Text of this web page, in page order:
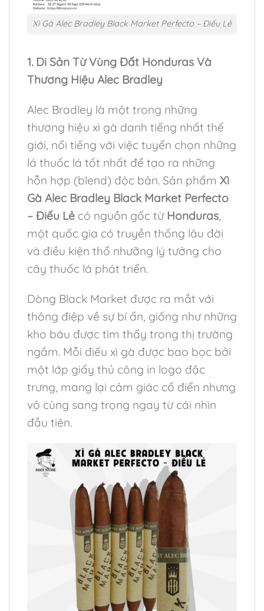
Xì Gà Alec Bradley Black Market Perfecto – Điếu Lẻ
1. Di Sản Từ Vùng Đất Honduras Và
Thương Hiệu Alec Bradley
Alec Bradley là một trong những
thương hiệu xì gà danh tiếng nhất thế
giới, nổi tiếng với việc tuyển chọn những
lá thuốc lá tốt nhất để tạo ra những
hỗn hợp (blend) độc bản. Sản phẩm Xì
Gà Alec Bradley Black Market Perfecto
– Điếu Lẻ có nguồn gốc từ Honduras,
một quốc gia có truyền thống lâu đời
và điều kiện thổ nhưỡng lý tưởng cho
cây thuốc lá phát triển.
Dòng Black Market được ra mắt với
thông điệp về sự bí ẩn, giống như những
kho báu được tìm thấy trong thị trường
ngầm. Mỗi điếu xì gà được bao bọc bởi
một lớp giấy thủ công in logo đặc
trưng, mang lại cảm giác cổ điển nhưng
vô cùng sang trọng ngay từ cái nhìn
đầu tiên.